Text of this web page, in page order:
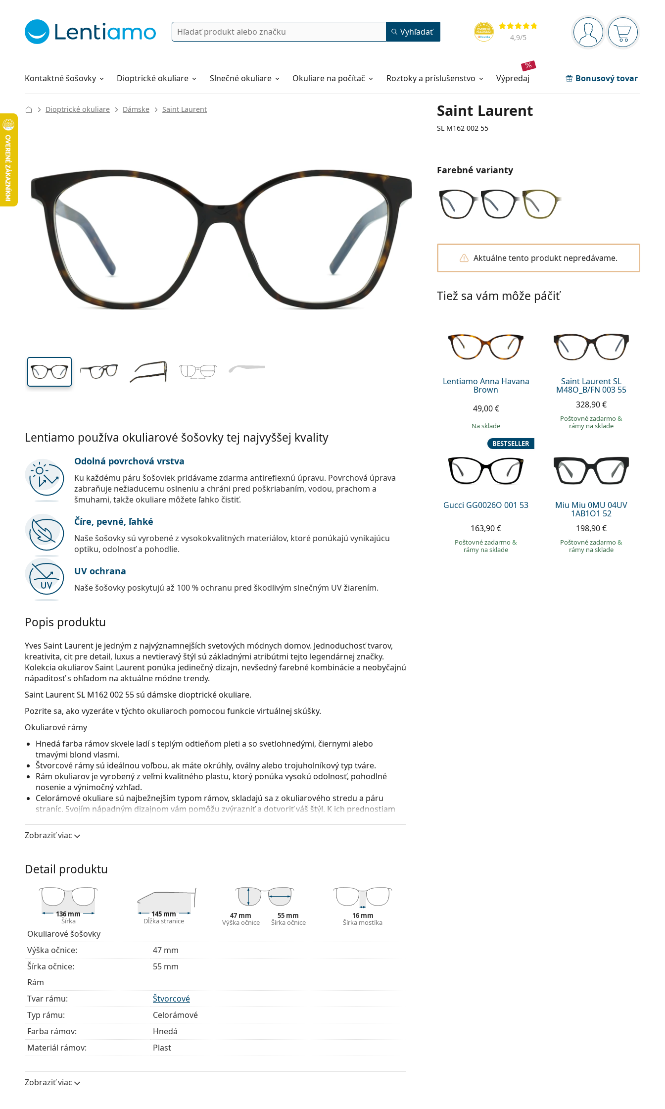
Navigačný panel
ste prihláseníNákupný
Hodnotenia
4,9/5
Vyhľadávanie Vyhľadať
Kontaktné šošovky
Roztoky Dioptrické okuliare Slnečné okuliare Okuliare na počítač Roztoky a príslušenstvo výpredaj Bonusový tovar
Všetko o nákupe
Saint Laurent
SL M162 002 55
Dioptrické okuliare Dámske Saint Laurent
47 mm
Výška očnice Šírka očnice
55
mostíka
Farebné varianty
Aktuálne tento produkt nepredávame.
Tiež sa vám môže páčiť
Lentiamo Anna Havana
Brown
49,00 €
na sklade
Saint Laurent SL
M48O_B/FN 003 55
328,90 €
Poštovné zadarmo&
rámy na sklade
Gucci GG0026O 001 53
BESTSELLER
163,90 €
Poštovné zadarmo&
rámy na sklade
Miu Miu 0MU 04UV
1AB1O1 52
198,90 €
Poštovné zadarmo&
rámy na sklade
Lentiamo používa okuliarové šošovky tej najvyššej kvality
Odolná povrchová vrstva
Ku každému páru šošoviek pridávame zdarma antireflexnú úpravu. Povrchová úprava
zabraňuje nežiaducemu oslneniu a chráni pred poškriabaním, vodou, prachom a
šmuhami, takže okuliare môžete ľahko čistiť.
Číre, pevné, ľahké
Naše šošovky sú vyrobené z vysokokvalitných materiálov, ktoré ponúkajú vynikajúcu
optiku, odolnosť a pohodlie.
UV ochrana
Naše šošovky poskytujú až 100 % ochranu pred škodlivým slnečným UV žiarením.
Popis produktu
Yves Saint Laurent je jedným z najvýznamnejších svetových módnych domov. Jednoduchosť tvarov,
kreativita, cit pre detail, luxus a nevtieravý štýl sú základnými atribútmi tejto legendárnej značky.
Kolekcia okuliarov Saint Laurent ponúka jedinečný dizajn, nevšedný farebné kombinácie a neobyčajnú
nápaditosť s ohľadom na aktuálne módne trendy.
Saint Laurent SL M162 002 55sú dámske dioptrické okuliare.
Pozrite sa, ako vyzeráte v týchto okuliaroch pomocou funkcie virtuálnej skúšky.
Okuliarové rámy
Hnedá farba rámov skvele ladí s teplým odtieňom pleti a so svetlohnedými, čiernymi alebo
tmavými blond vlasmi.
Štvorcové rámy sú ideálnou voľbou, ak máte okrúhly, oválny alebo trojuholníkový typ tváre.
Rám okuliarov je vyrobený z veľmi kvalitného plastu, ktorý ponúka vysokú odolnosť, pohodlné
nosenie a výnimočný vzhľad.
Celorámové okuliare sú najbežnejším typom rámov, skladajú sa z okuliarového stredu a páru
straníc. Svojím nápadným dizajnom vám pomôžu zvýrazniť a dotvoriť váš štýl. K ich prednostiam
pred poškodením. Tento druh rámu je vhodný pre všetky typy okuliarových šošoviek, vrátane tých
s vyššou optickou mohutnosťou.
Okuliare dodávame s originálnym puzdrom. Farba puzdra a jeho vyhotovenie sa môžu líšiť.
Handrička, ktorá je súčasťou balenia, je ideálna na čistenie a starostlivosť o okuliare. Niektoré
modely môžu namiesto handričky obsahovať textilné vrecko.
Ide o zdravotnícku pomôcku. Pred použitím si prečítajte pokyny.
Zobraziť viac
Detail produktu
136 mm
Šírka
145 mm
Dĺžka stranice
47 mm
Výška očnice
55 mm
Šírka očnice
16 mm
Šírka mostíka
Okuliarové šošovky
Výška očnice:
47 mm
Šírka očnice:
55 mm
Rám
Tvar rámu:
Štvorcové
Typ rámu:
Celorámové
Farba rámov:
Hnedá
Materiál rámov:
Plast
Šírka:
Zobraziť viac